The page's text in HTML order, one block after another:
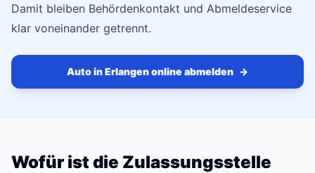
Damit bleiben Behördenkontakt und Abmeldeservice
klar voneinander getrennt.
Auto in Erlangen online abmelden →
Wofür ist die Zulassungsstelle